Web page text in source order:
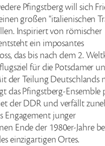
Pfingstberg will sich
großen "italienischen
Inspiriert von römischer
ein imposantes
das bis nach dem 2.
für die Potsdamer
der Teilung Deutschlands
das Pfingstberg-Ensemble
der DDR und verfällt
Engagement junger
Ende der 1980er-Jahre
einzigartigen Ortes.